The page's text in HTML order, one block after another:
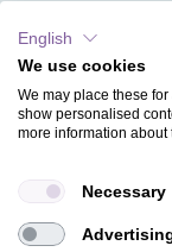
KONTAKT
AGB
CHARITY
MAGAZIN
HILFE
English
We use cookies
We may place these
show personalised
more information
Necessary